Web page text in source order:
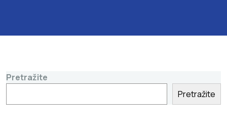
Pretražite
Pretražite